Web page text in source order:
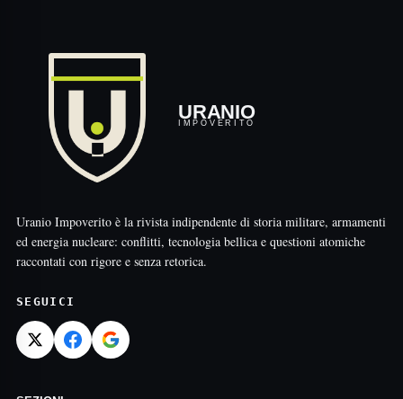
URANIO
IMPOVERITO
Uranio Impoverito è la rivista indipendente di storia militare, armamenti
ed energia nucleare: conflitti, tecnologia bellica e questioni atomiche
raccontati con rigore e senza retorica.
SEGUICI